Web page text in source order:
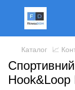
Каталог 📈
Hook&Loop